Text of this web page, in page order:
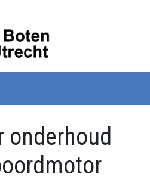
onderhoud